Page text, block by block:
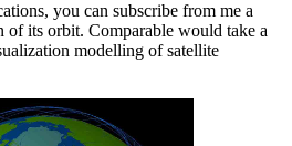
you can subscribe from me a
its orbit. Comparable would take a
modelling of satellite